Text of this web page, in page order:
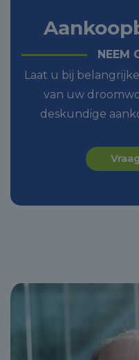
NEEM
Laat u bij
van uw
deskundige